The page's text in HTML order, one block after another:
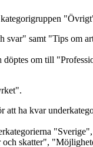
samt "Tips om
om till
ha kvar
skatter",